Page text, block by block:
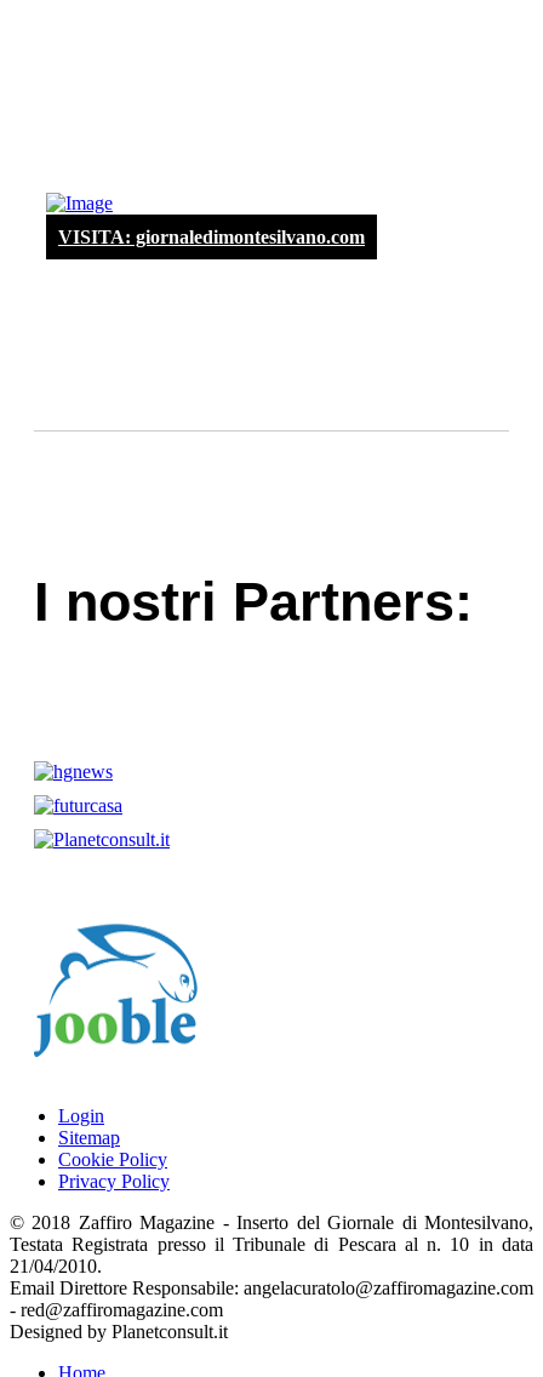
VISITA: giornaledimontesilvano.com
I nostri Partners:
Login
Sitemap
Cookie Policy
Privacy Policy
© 2018 Zaffiro Magazine - Inserto del Giornale di Montesilvano,
Testata Registrata presso il Tribunale di Pescara al n. 10 in data
21/04/2010.
Email Direttore Responsabile: angelacuratolo@zaffiromagazine.com
- red@zaffiromagazine.com
Designed by Planetconsult.it